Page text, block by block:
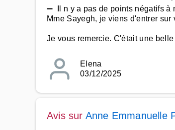
➖ Il n y a pas de points négatifs à
Mme Sayegh, je viens d'entrer
Je vous remercie. C'était une
Elena
03/12/2025
Avis sur Anne Emmanuelle